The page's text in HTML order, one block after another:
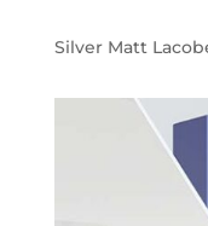
Silver Matt